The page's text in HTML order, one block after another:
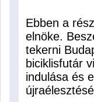
Ebben a
elnöke.
tekerni
biciklisfutár
indulása és